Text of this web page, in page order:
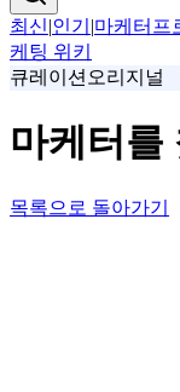
최신|인기 |마케터프
케팅 위키
큐레이션 오리지널
마케터를
목록으로 돌아가기